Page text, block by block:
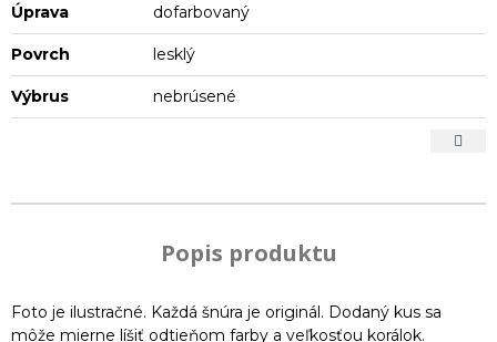
Úprava dofarbovaný
Povrch lesklý
Výbrus nebrúsené
Popis produktu
Foto je ilustračné. Každá šnúra je originál. Dodaný kus sa
môže mierne líšiť odtieňom farby a veľkosťou korálok.